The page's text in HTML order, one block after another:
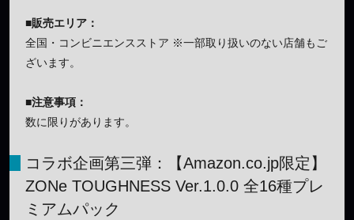
■販売エリア：
全国・コンビニエンスストア ※一部取り扱いのない店舗もご
ざいます。
■注意事項：
数に限りがあります。
コラボ企画第三弾：【Amazon.co.jp限定】
ZONe TOUGHNESS Ver.1.0.0 全16種プレ
ミアムパック